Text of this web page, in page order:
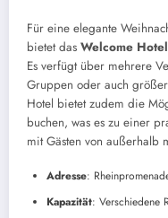
Für eine elegante
bietet das Welcome
Es verfügt über mehrere
Gruppen oder auch
Hotel bietet zudem die
buchen, was es zu einer
mit Gästen von außerhalb
Adresse:
Kapazität: Verschiedene